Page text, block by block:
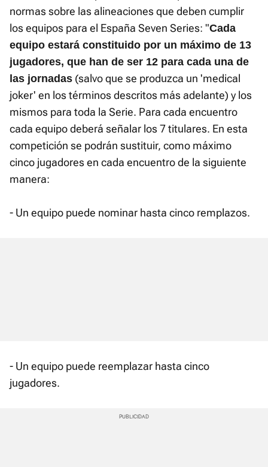
normas sobre las alineaciones que deben cumplir
los equipos para el España Seven Series: "Cada
equipo estará constituido por un máximo de 13
jugadores, que han de ser 12 para cada una de
las jornadas (salvo que se produzca un 'medical
joker' en los términos descritos más adelante) y los
mismos para toda la Serie. Para cada encuentro
cada equipo deberá señalar los 7 titulares. En esta
competición se podrán sustituir, como máximo
cinco jugadores en cada encuentro de la siguiente
manera:
- Un equipo puede nominar hasta cinco remplazos.
- Un equipo puede reemplazar hasta cinco
jugadores.